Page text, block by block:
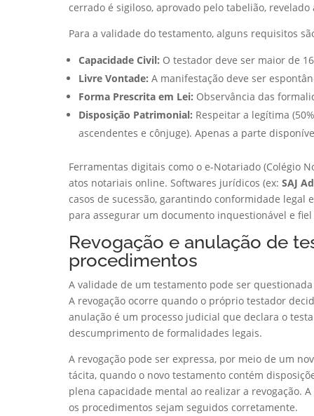
cerrado é sigiloso, aprovado pelo tabelião,
Para a validade do testamento, alguns requisitos
Capacidade Civil: O testador deve ser maior de
Livre Vontade: A manifestação deve ser
Forma Prescrita em Lei: Observância das
Disposição Patrimonial: Respeitar a legítima
ascendentes e cônjuge). Apenas a parte
Ferramentas digitais como o e-Notariado (Colégio
atos notariais online. Softwares jurídicos (ex: SAJ
casos de sucessão, garantindo conformidade legal
para assegurar um documento inquestionável e
Revogação e anulação de
procedimentos
A validade de um testamento pode ser
A revogação ocorre quando o próprio testador
anulação é um processo judicial que declara o
descumprimento de formalidades legais.
A revogação pode ser expressa, por meio de um
tácita, quando o novo testamento contém
plena capacidade mental ao realizar a revogação.
os procedimentos sejam seguidos corretamente.